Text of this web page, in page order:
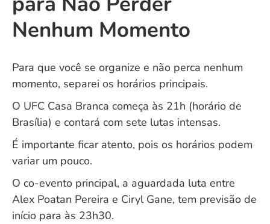
Nenhum Momento
Para que você se organize e não perca nenhum
momento, separei os horários principais.
O UFC Casa Branca começa às 21h (horário de
Brasília) e contará com sete lutas intensas.
É importante ficar atento, pois os horários podem
variar um pouco.
O co-evento principal, a aguardada luta entre
Alex Poatan Pereira e Ciryl Gane, tem previsão de
início para às 23h30.